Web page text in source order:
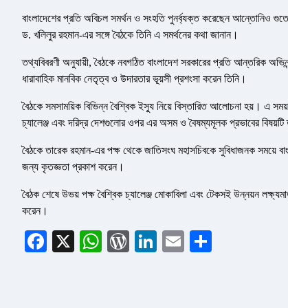
বাংলাদেশের প্রতি অবিচল সমর্থন ও সংহতি পুনর্ব্যক্ত করেছেন আন্তোনিও
ড. খলিলুর রহমান-এর সঙ্গে বৈঠকে তিনি এ সমর্থনের কথা জানান।
তথ্যবিবরণী অনুযায়ী, বৈঠকে নবগঠিত বাংলাদেশ সরকারের প্রতি আন্তরিক
ধারাবাহিক মানবিক নেতৃত্ব ও উদারতার ভূয়সী প্রশংসা করেন তিনি।
বৈঠকে সমসাময়িক বিভিন্ন বৈশ্বিক ইস্যু নিয়ে বিস্তারিত আলোচনা হয়। এ সময়
চ্যালেঞ্জ এবং দরিদ্র দেশগুলোর ওপর এর অসম ও বৈষম্যমূলক প্রভাবের বিষয়টি
বৈঠকে তারেক রহমান-এর পক্ষ থেকে জাতিসংঘ মহাসচিবকে সুবিধাজনক সময়ে
জন্য কৃতজ্ঞতা প্রকাশ করেন।
বৈঠক শেষে উভয় পক্ষ বৈশ্বিক চ্যালেঞ্জ মোকাবিলা এবং টেকসই উন্নয়ন
করেন।
Facebook
X WhatsApp
WordPress
LinkedIn
Email